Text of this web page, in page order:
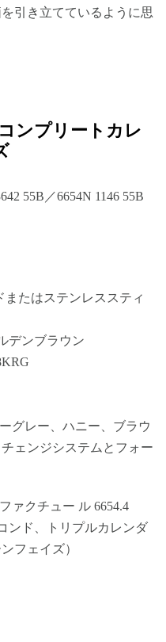
引き立てているように思
ンプリートカレ
55B／6654N 1146 55B
またはステンレススティ
デンブラウン
グレー、ハニー、ブラウ
ェンジシステムとフォー
ァクチュー ル 6654.4
ンド、トリプルカレンダ
フェイズ）